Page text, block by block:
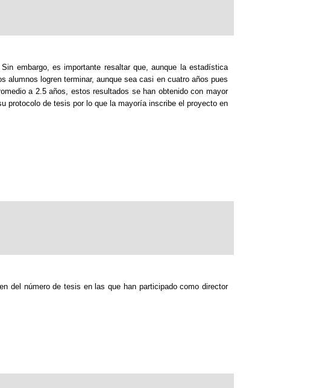
embargo, es importante resaltar que, aunque la estadística
alumnos logren terminar, aunque sea casi en cuatro años pues
a 2.5 años, estos resultados se han obtenido con mayor
protocolo de tesis por lo que la mayoría inscribe el proyecto en
del número de tesis en las que han participado como director